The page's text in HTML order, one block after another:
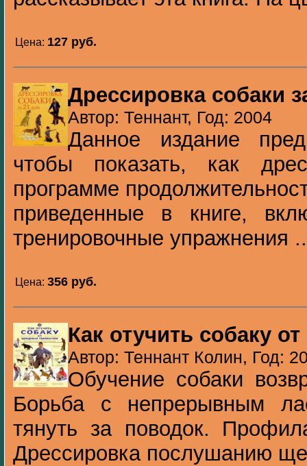
Цена: 127 pуб.
Дрессировка собаки
Автор: Теннант, Год: 2004
Данное издание
чтобы показать, как
программе
приведенные в книге,
тренировочные упражнения
Цена: 356 pуб.
Как отучить собаку
Автор: Теннант Колин, Год:
Обучение собаки
Борьба с непрерывным
тянуть за поводок.
Дрессировка послушанию